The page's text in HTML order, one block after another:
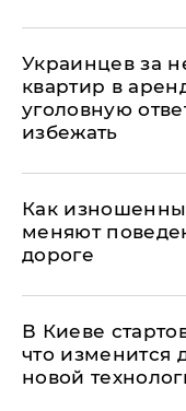
Украинцев за
квартир в
уголовную
избежать
Как
меняют
дороге
В Киеве
что изменится
новой